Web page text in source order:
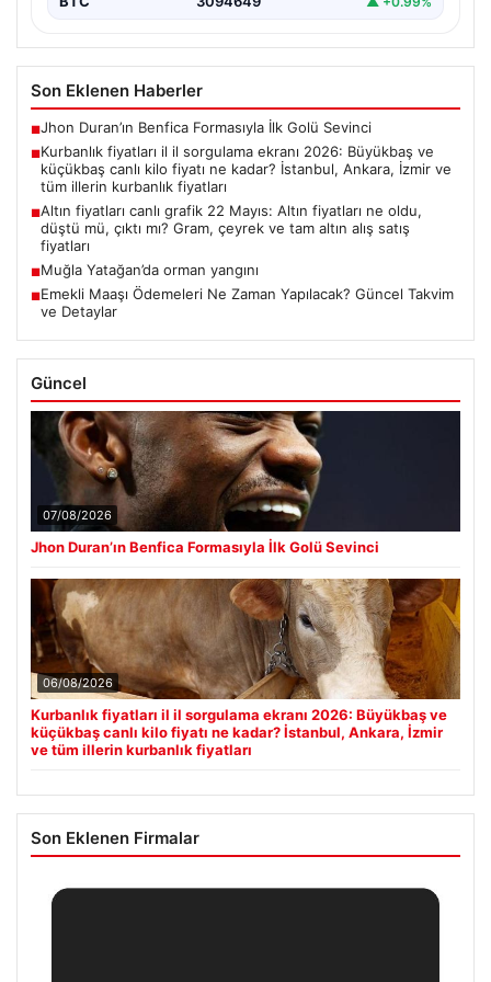
Son Eklenen Haberler
■Jhon Duran’ın Benfica Formasıyla İlk Golü Sevinci
■Kurbanlık fiyatları il il sorgulama ekranı 2026: Büyükbaş ve
küçükbaş canlı kilo fiyatı ne kadar? İstanbul, Ankara, İzmir ve
tüm illerin kurbanlık fiyatları
■Altın fiyatları canlı grafik 22 Mayıs: Altın fiyatları ne oldu,
düştü mü, çıktı mı? Gram, çeyrek ve tam altın alış satış
fiyatları
■Muğla Yatağan’da orman yangını
■Emekli Maaşı Ödemeleri Ne Zaman Yapılacak? Güncel Takvim
ve Detaylar
Güncel
07/08/2026
Jhon Duran’ın Benfica Formasıyla İlk Golü Sevinci
06/08/2026
Kurbanlık fiyatları il il sorgulama ekranı 2026: Büyükbaş ve
küçükbaş canlı kilo fiyatı ne kadar? İstanbul, Ankara, İzmir
ve tüm illerin kurbanlık fiyatları
Son Eklenen Firmalar